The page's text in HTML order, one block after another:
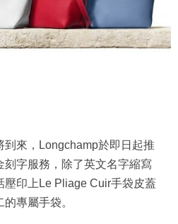
來，Longchamp於即日起推
刻字服務，除了英文名字縮寫
壓印上Le Pliage Cuir手袋皮蓋
專屬手袋。